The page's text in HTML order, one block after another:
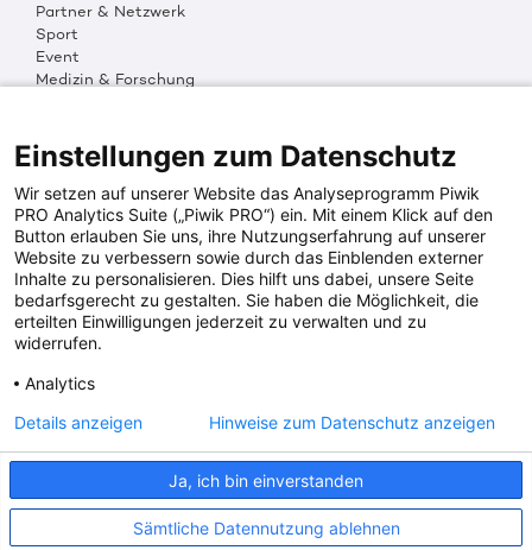
Partner & Netzwerk
Sport
Event
Medizin & Forschung
Multimedia
Social Media
PRESSEINFOS
Fotos & Media
Digitale Pressemappen
Patientenaktionen
DKMS SPENDENKONTO
DKMS Donor Center gGmbH
IBAN: DE64641500200000255556
BIC: SOLADES1TUB
Einstellungen zum Datenschutz
Wir setzen auf unserer Website das Analyseprogramm Piwik
PRO Analytics Suite („Piwik PRO“) ein. Mit einem Klick auf den
Button erlauben Sie uns, ihre Nutzungserfahrung auf unserer
Website zu verbessern sowie durch das Einblenden externer
Inhalte zu personalisieren. Dies hilft uns dabei, unsere Seite
bedarfsgerecht zu gestalten. Sie haben die Möglichkeit, die
erteilten Einwilligungen jederzeit zu verwalten und zu
widerrufen.
Analytics
Ja, ich bin einverstanden
Sämtliche Datennutzung ablehnen
Details anzeigen Hinweise zum Datenschutz anzeigen